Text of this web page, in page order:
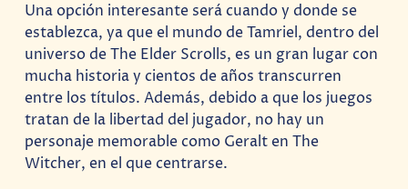
Una opción interesante será cuando y donde se
establezca, ya que el mundo de Tamriel, dentro del
universo de The Elder Scrolls, es un gran lugar con
mucha historia y cientos de años transcurren
entre los títulos. Además, debido a que los juegos
tratan de la libertad del jugador, no hay un
personaje memorable como Geralt en The
Witcher, en el que centrarse.